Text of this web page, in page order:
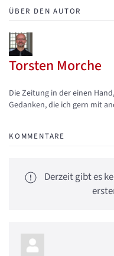
ÜBER DEN AUTOR
Torsten Morche
Updates abonnieren
Abo von Updates dieses
Die Zeitung in der einen
Gedanken, die ich gern mit
KOMMENTARE
Derzeit gibt es